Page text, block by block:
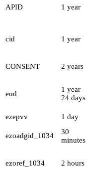
APID 1 year
cid 1 year
CONSENT 2 years
eud
1 year
24 days
ezepvv
1 day
ezoadgid_1034
30
minutes
ezoref_1034 2 hours